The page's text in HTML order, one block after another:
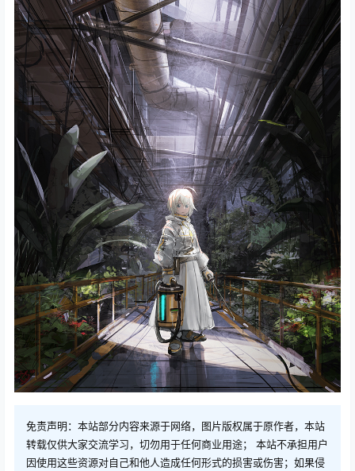
免责声明：本站部分内容来源于网络，图片版权属于原作者，本站
转载仅供大家交流学习，切勿用于任何商业用途； 本站不承担用户
因使用这些资源对自己和他人造成任何形式的损害或伤害；如果侵